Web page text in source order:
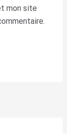
mon site